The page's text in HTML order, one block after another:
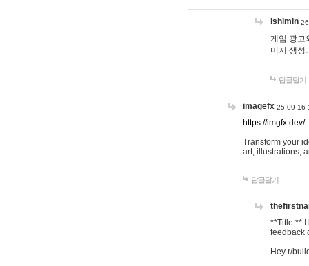
lshimin
게임 광고
미지 생성
답글달기
imagefx 25-09-16
https://imgfx.dev/
Transform your
art, illustrations,
답글달기
**Title:** I
feedback
Hey r/